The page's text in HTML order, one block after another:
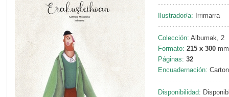
Ilustrador/a: Irrimarra
Colección: Albumak, 2
Formato: 215 x 300 mm
Páginas: 32
Encuadernación:
Disponibilidad: